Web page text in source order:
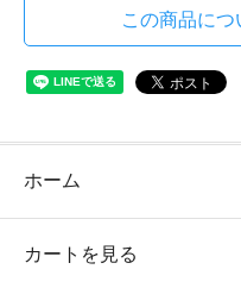
この商品に
ホーム
カートを見る